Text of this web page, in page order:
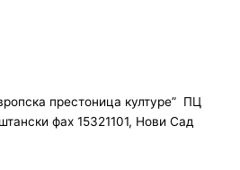
престоница културе” ПЦ
фах 15321101, Нови Сад